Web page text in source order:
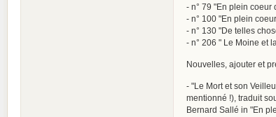
- n° 79 "En plein coeur
- n° 100 "En plein
- n° 130 "De telles
- n° 206 " Le Moine et
Nouvelles, ajouter et
- "Le Mort et son
mentionné !), traduit
Bernard Sallé in "En